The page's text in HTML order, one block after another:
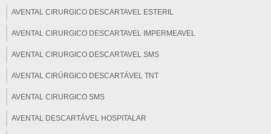
AVENTAL CIRURGICO DESCARTAVEL ESTERIL
AVENTAL CIRURGICO DESCARTAVEL IMPERMEAVEL
AVENTAL CIRURGICO DESCARTAVEL SMS
AVENTAL CIRÚRGICO DESCARTÁVEL TNT
AVENTAL CIRURGICO SMS
AVENTAL DESCARTÁVEL HOSPITALAR